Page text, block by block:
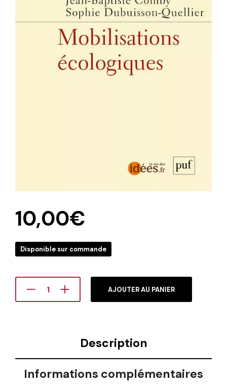
10,00€
Disponible sur commande
AJOUTER AU PANIER
Description
Informations complémentaires